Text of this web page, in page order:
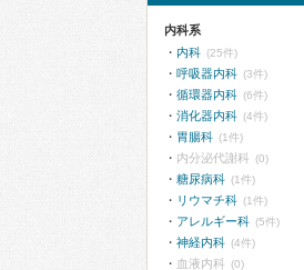
内科系
内科 (25件)
呼吸器内科 (3件)
循環器内科 (6件)
消化器内科 (4件)
胃腸科 (1件)
内分泌代謝科 (0)
糖尿病科 (1件)
リウマチ科 (1件)
アレルギー科 (5件)
神経内科 (4件)
血液内科 (0)